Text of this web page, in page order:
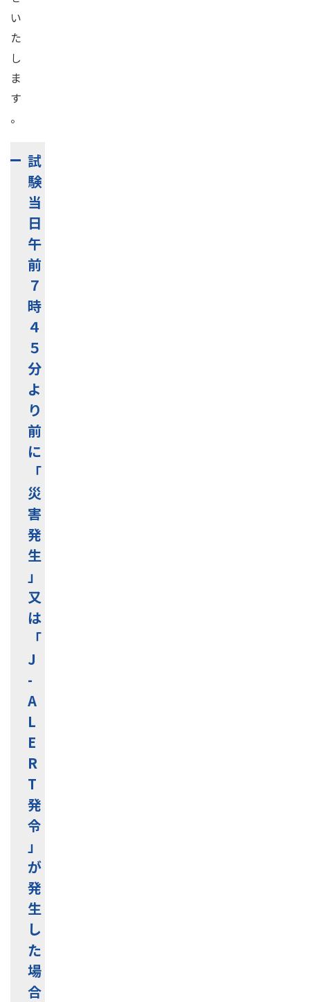
い
た
し
ま
す
。
試
験
当
日
午
前
７
時
４
５
分
よ
り
前
に
「
災
害
発
生
」
又
は
「
J
-
A
L
E
R
T
発
令
」
が
発
生
し
た
場
合